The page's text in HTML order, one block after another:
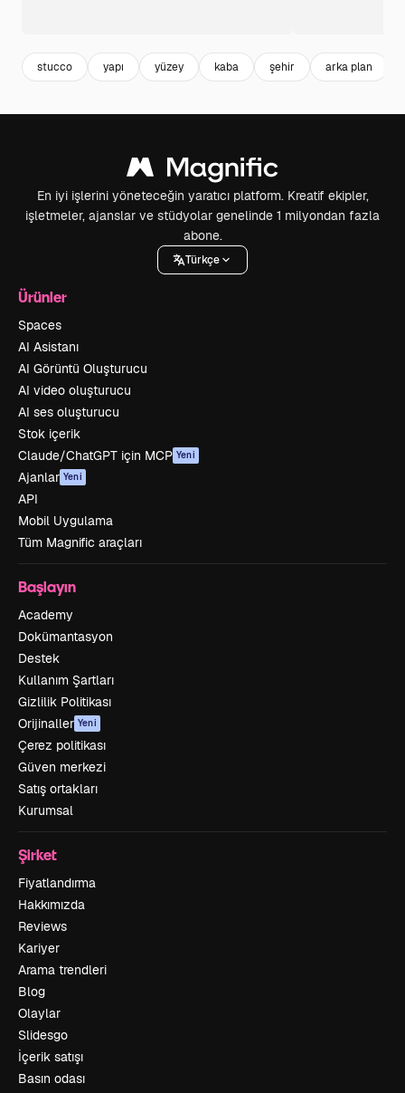
stucco yapı yüzey kaba şehir arka plan
En iyi işlerini yöneteceğin yaratıcı platform. Kreatif ekipler,
işletmeler, ajanslar ve stüdyolar genelinde 1 milyondan fazla
abone.
Türkçe
Ürünler
Spaces
AI Asistanı
AI Görüntü Oluşturucu
AI video oluşturucu
AI ses oluşturucu
Stok içerik
Claude/ChatGPT için MCP Yeni
Ajanlar Yeni
API
Mobil Uygulama
Tüm Magnific araçları
Başlayın
Academy
Dokümantasyon
Destek
Kullanım Şartları
Gizlilik Politikası
Orijinaller Yeni
Çerez politikası
Güven merkezi
Satış ortakları
Kurumsal
Şirket
Fiyatlandırma
Hakkımızda
Reviews
Kariyer
Arama trendleri
Blog
Olaylar
Slidesgo
İçerik satışı
Basın odası